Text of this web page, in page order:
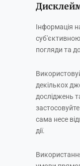
Інформація
погляди та
декількох
досліджень
сама несе
дії.